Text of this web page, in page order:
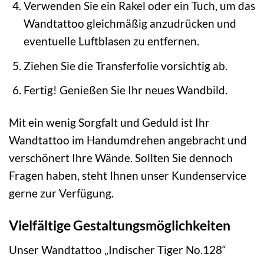
Verwenden Sie ein Rakel oder ein Tuch, um das
Wandtattoo gleichmäßig anzudrücken und
eventuelle Luftblasen zu entfernen.
Ziehen Sie die Transferfolie vorsichtig ab.
Fertig! Genießen Sie Ihr neues Wandbild.
Mit ein wenig Sorgfalt und Geduld ist Ihr
Wandtattoo im Handumdrehen angebracht und
verschönert Ihre Wände. Sollten Sie dennoch
Fragen haben, steht Ihnen unser Kundenservice
gerne zur Verfügung.
Vielfältige Gestaltungsmöglichkeiten
Unser Wandtattoo „Indischer Tiger No.128“